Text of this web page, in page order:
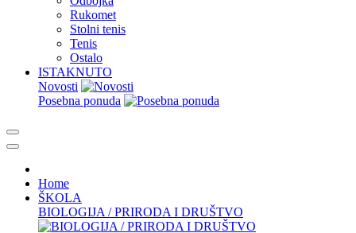
Rukomet
Stolni tenis
Tenis
Ostalo
ISTAKNUTO
Novosti
Posebna ponuda
Home
ŠKOLA
BIOLOGIJA / PRIRODA I DRUŠTVO